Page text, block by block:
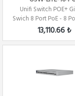
Unifi Switch POE+
Swich 8 Port PoE - 8
16 Port
13,110.66 ₺